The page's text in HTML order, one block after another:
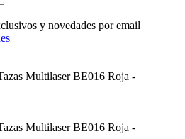
y novedades por email